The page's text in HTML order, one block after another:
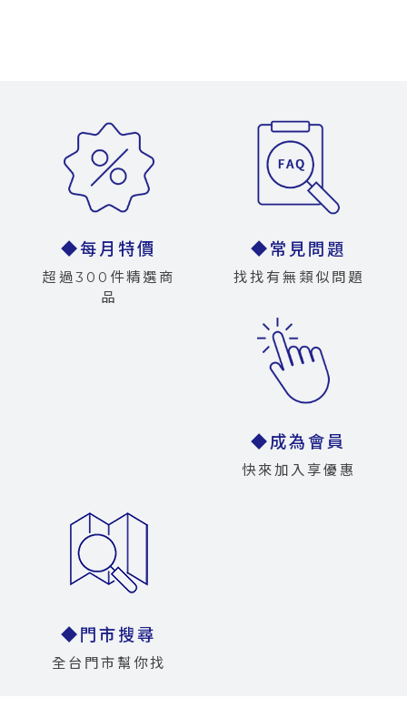
◆每月特價
超過300件精選商
品
◆常見問題
找找有無類似問題
◆成為會員
快來加入享優惠
◆門市搜尋
全台門市幫你找